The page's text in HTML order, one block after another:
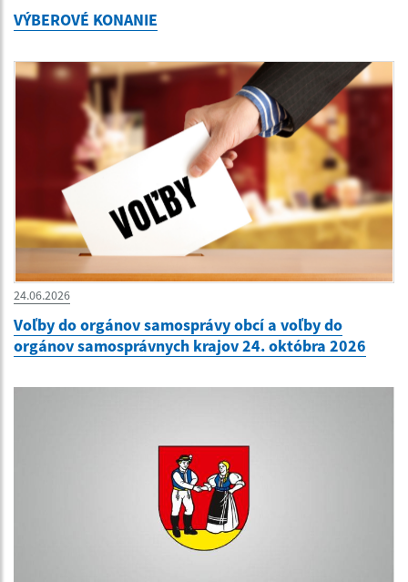
VÝBEROVÉ KONANIE
24.06.2026
Voľby do orgánov samosprávy obcí a voľby do
orgánov samosprávnych krajov 24. októbra 2026